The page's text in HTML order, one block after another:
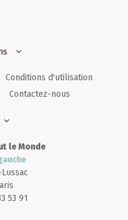
Conditions d'utilisation
Contactez-nous
le Monde
53 91